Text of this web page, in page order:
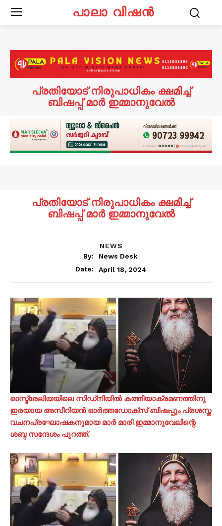
പാലാ വിഷൻ
പ്രതിയോട് നിരുപാധികം ക്ഷമിച്ച്
ബിഷപ്പ് മാര്‍ ഇമ്മാനുവേല്‍
പ്രതിയോട് നിരുപാധികം ക്ഷമിച്ച്
ബിഷപ്പ് മാര്‍ ഇമ്മാനുവേല്‍
NEWS
By:
News Desk
Date:
April 18, 2024
ഓസ്ട്രേലിയയിലെ സിഡ്നിയില്‍ കത്തിയാക്രമണത്തിനു
ഇരയായ അസീറിയൻ ഓർത്തഡോക്സ് ബിഷപ്പും പ്രശസ്ത
വചനപ്രഘോഷകനുമായ മാർ മാരി ഇമ്മാനുവേലിന്റെ
ശബ്ദ സന്ദേശം പുറത്ത്.